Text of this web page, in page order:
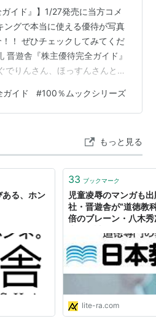
ガイド』】1/27発売に当方コメ
ングで本当に使える優待が写真
！ ぜひチェックしてみてくだ
晋遊舎『株主優待完全ガイド』
でりんさん、ほっすんさんと共
👇 最後に 【晋遊舎『株主優待
当方コメント掲載！ 分野別ラ
てみてください！ この記事で
書籍『株主優待完全ガイド』
ガイド #100％ムックシリーズ
もっと見る
る、ホン
33 ブックマーク
児童凌辱のマンガも
社・晋遊舎が“道徳教
倍のブレーン・八木
lite-ra.com